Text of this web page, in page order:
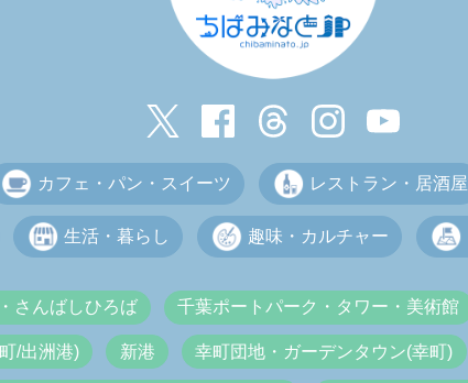
カフェ・パン・スイーツ レストラン・居酒屋
生活・暮らし 趣味・カルチャー
さんばしひろば 千葉ポートパーク・タワー・美術館
/出洲港) 新港 幸町団地・ガーデンタウン(幸町)